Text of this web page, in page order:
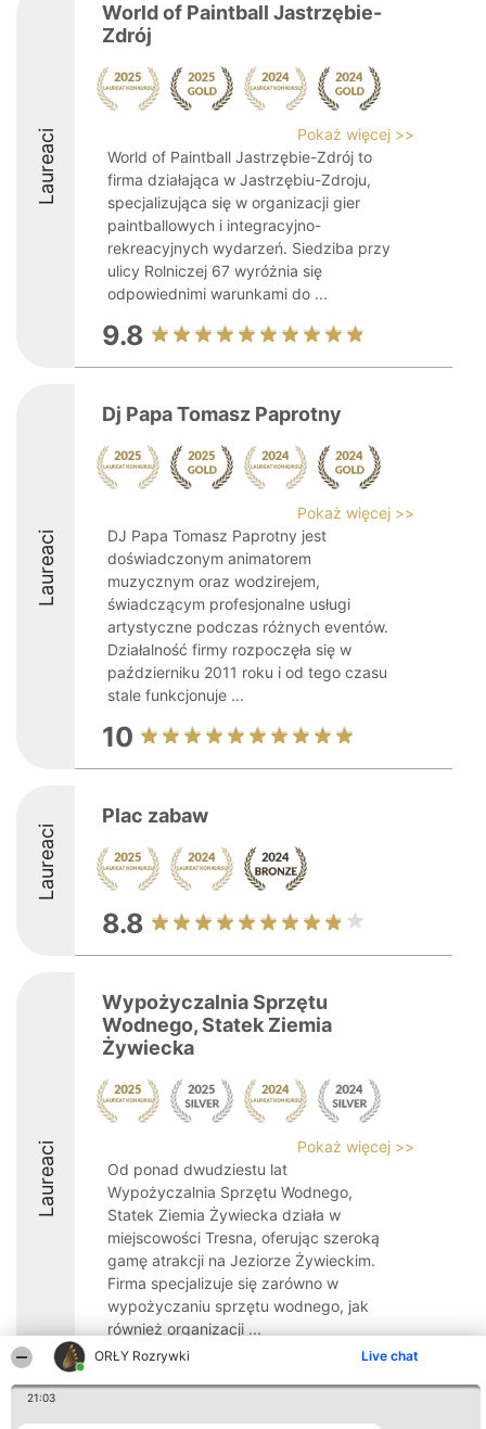
ORŁY Rozrywki Live chat
21:03
Laureaci
World of Paintball Jastrzębie-
Zdrój
Pokaż więcej >>
World of Paintball Jastrzębie-Zdrój to
firma działająca w Jastrzębiu-Zdroju,
specjalizująca się w organizacji gier
paintballowych i integracyjno-
rekreacyjnych wydarzeń. Siedziba przy
ulicy Rolniczej 67 wyróżnia się
odpowiednimi warunkami do ...
9.8
Laureaci
Dj Papa Tomasz Paprotny
Pokaż więcej >>
DJ Papa Tomasz Paprotny jest
doświadczonym animatorem
muzycznym oraz wodzirejem,
świadczącym profesjonalne usługi
artystyczne podczas różnych eventów.
Działalność firmy rozpoczęła się w
październiku 2011 roku i od tego czasu
stale funkcjonuje ...
10
Laureaci
Plac zabaw
8.8
Laureaci
Wypożyczalnia Sprzętu
Wodnego, Statek Ziemia
Żywiecka
Pokaż więcej >>
Od ponad dwudziestu lat
Wypożyczalnia Sprzętu Wodnego,
Statek Ziemia Żywiecka działa w
miejscowości Tresna, oferując szeroką
gamę atrakcji na Jeziorze Żywieckim.
Firma specjalizuje się zarówno w
wypożyczaniu sprzętu wodnego, jak
również organizacji ...
9.1